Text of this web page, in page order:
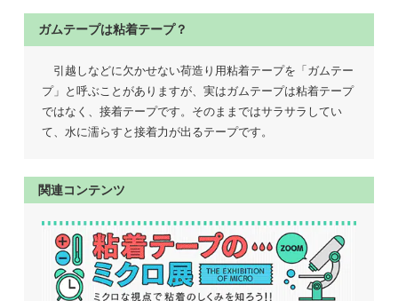
ガムテープは粘着テープ？
引越しなどに欠かせない荷造り用粘着テープを「ガムテー
プ」と呼ぶことがありますが、実はガムテープは粘着テープ
ではなく、接着テープです。そのままではサラサラしてい
て、水に濡らすと接着力が出るテープです。
関連コンテンツ